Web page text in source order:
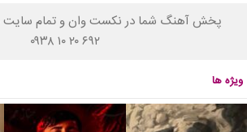
پخش آهنگ شما در نکست وان و تمام سایت
۰۹۳۸ ۱۰ ۲۰ ۶۹۲
ویژه ها